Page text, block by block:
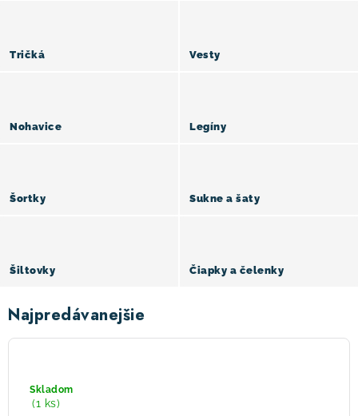
! Akcie ! Obchodné podmienky
Doprava a platba
Tričká Vesty
Nohavice Legíny
Šortky Sukne a šaty
Šiltovky Čiapky a čelenky
Najpredávanejšie
HAND
šatku
multifunkčné
Skladom
(1 ks)